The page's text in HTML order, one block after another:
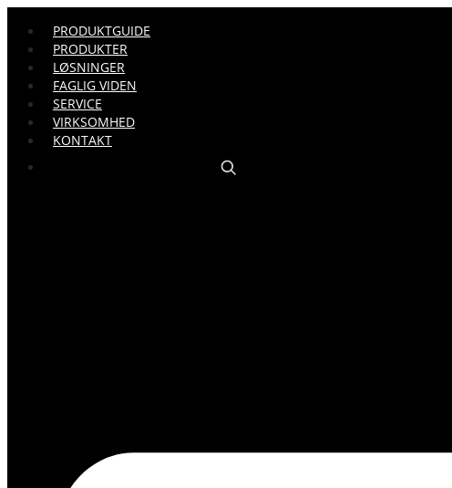
PRODUKTGUIDE
PRODUKTER
LØSNINGER
FAGLIG VIDEN
SERVICE
VIRKSOMHED
KONTAKT